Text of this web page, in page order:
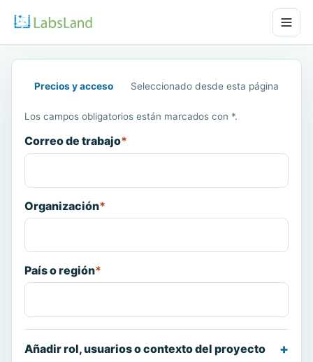
Precios y acceso Seleccionado desde esta página
Los campos obligatorios están marcados con *.
Correo de trabajo*
Organización*
País o región*
Añadir rol, usuarios o contexto del proyecto